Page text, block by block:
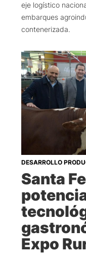
eje logístico
embarques
contenerizada.
DESARROLLO
Santa
Expo